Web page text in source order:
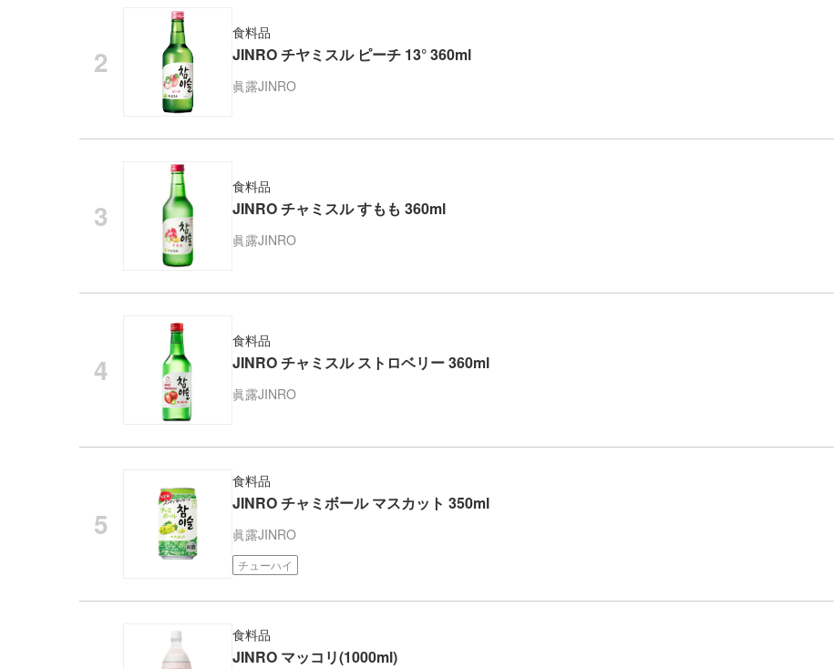
食料品
JINRO チヤミスル ピーチ 13° 360ml
眞露JINRO
食料品
JINRO チャミスル すもも 360ml
眞露JINRO
食料品
JINRO チャミスル ストロベリー 360ml
眞露JINRO
食料品
JINRO チャミボール マスカット 350ml
眞露JINRO
チューハイ
食料品
JINRO マッコリ(1000ml)